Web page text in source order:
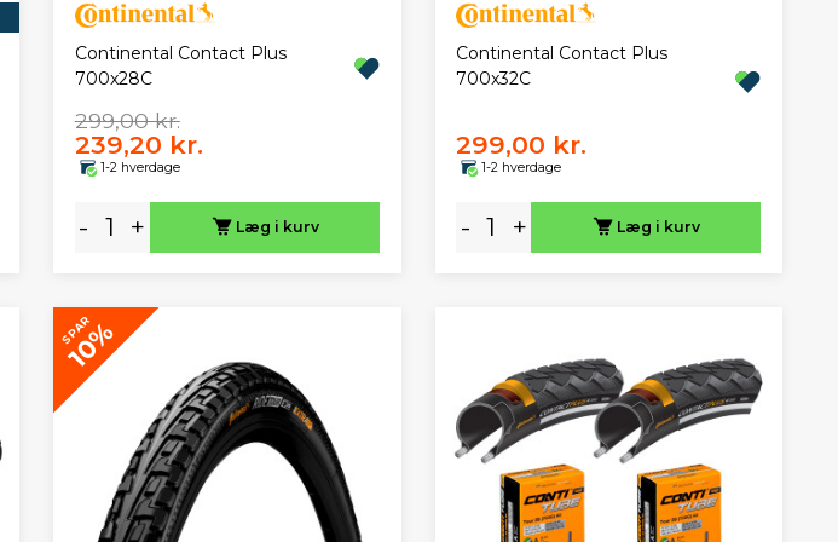
Continental Contact Plus
700x28C
299,00 kr.
239,20 kr.
1-2 hverdage
- + Læg i kurv
Continental Contact Plus
700x32C
299,00 kr.
1-2 hverdage
- + Læg i kurv
SPAR
10%